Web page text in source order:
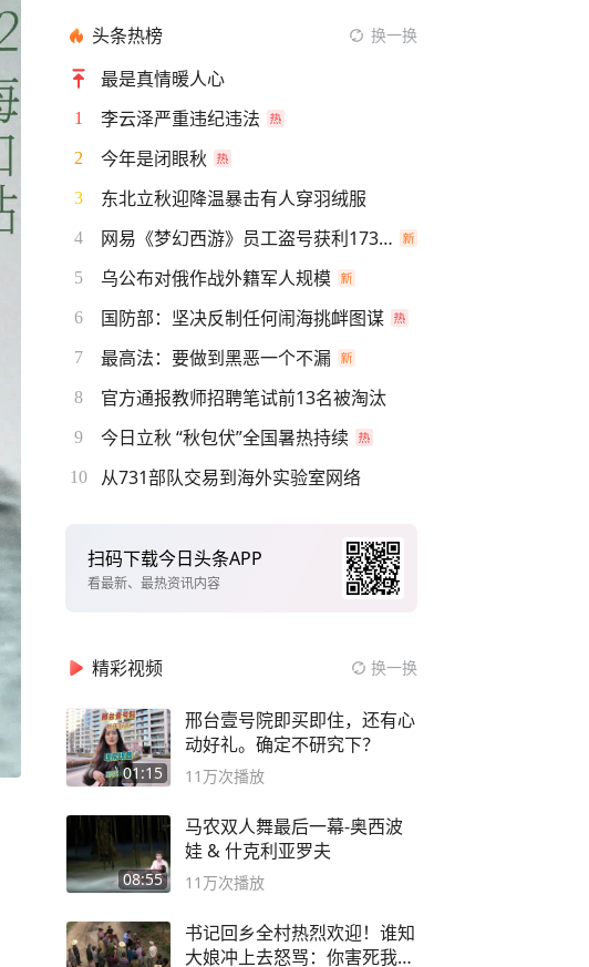
头条热榜 换一换
最是真情暖人心
1 李云泽严重违纪违法
2 今年是闭眼秋
3 东北立秋迎降温暴击有人穿羽绒服
4 网易《梦幻西游》员工盗号获利173万
5 乌公布对俄作战外籍军人规模
6 国防部：坚决反制任何闹海挑衅图谋
7 最高法：要做到黑恶一个不漏
8 官方通报教师招聘笔试前13名被淘汰
9 今日立秋 “秋包伏”全国暑热持续
10 从731部队交易到海外实验室网络
扫码下载今日头条APP
看最新、最热资讯内容
精彩视频 换一换
01:15
邢台壹号院即买即住，还有心
动好礼。确定不研究下？
11万次播放
08:55
马农双人舞最后一幕-奥西波
娃 & 什克利亚罗夫
11万次播放
书记回乡全村热烈欢迎！谁知
大娘冲上去怒骂：你害死我儿